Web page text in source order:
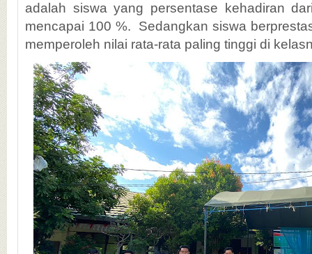
adalah siswa yang persentase kehadiran
mencapai 100 %. Sedangkan siswa
memperoleh nilai rata-rata paling tinggi di